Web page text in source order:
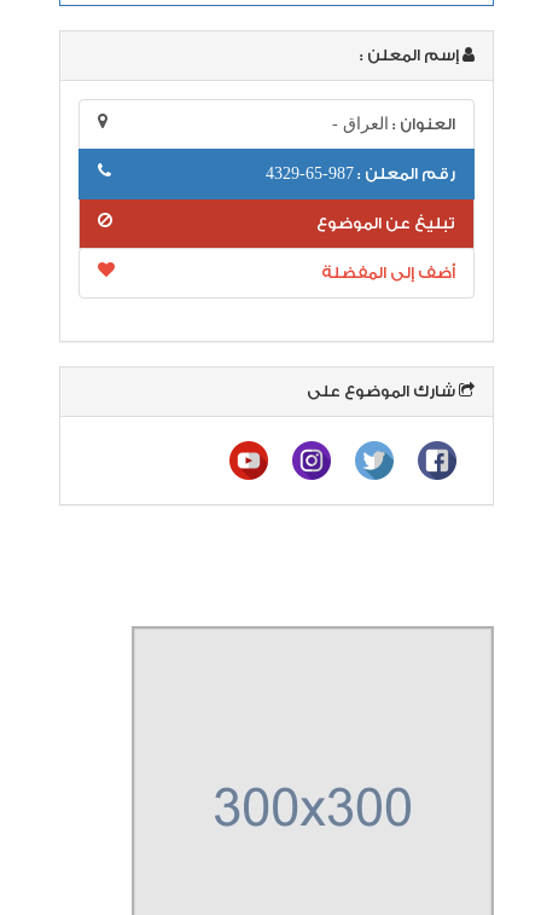
إسم المعلن :
العنوان :العراق -
رقم المعلن :987-65-4329
تبليغ عن الموضوع
أضف إلى المفضلة
شارك الموضوع على